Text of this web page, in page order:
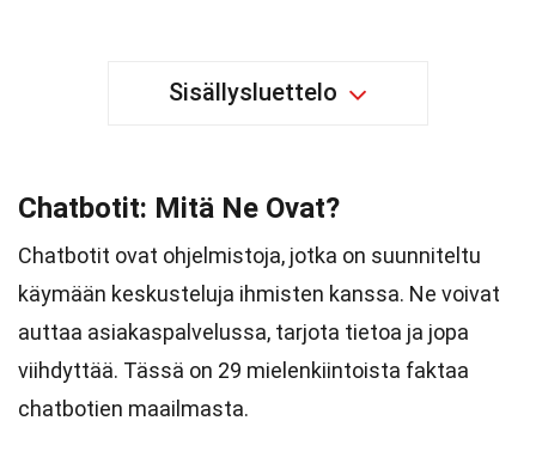
Sisällysluettelo
Chatbotit: Mitä Ne Ovat?
Chatbotit ovat ohjelmistoja, jotka on suunniteltu
käymään keskusteluja ihmisten kanssa. Ne voivat
auttaa asiakaspalvelussa, tarjota tietoa ja jopa
viihdyttää. Tässä on 29 mielenkiintoista faktaa
chatbotien maailmasta.